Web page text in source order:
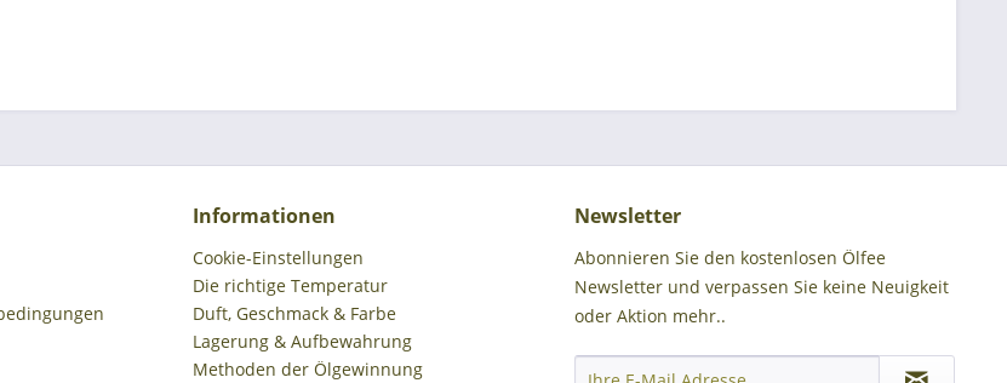
Informationen
Cookie-Einstellungen
Die richtige Temperatur
Duft, Geschmack & Farbe
Lagerung & Aufbewahrung
Methoden der Ölgewinnung
Newsletter
Abonnieren Sie den kostenlosen Ölfee
Newsletter und verpassen Sie keine Neuigkeit
oder Aktion mehr..